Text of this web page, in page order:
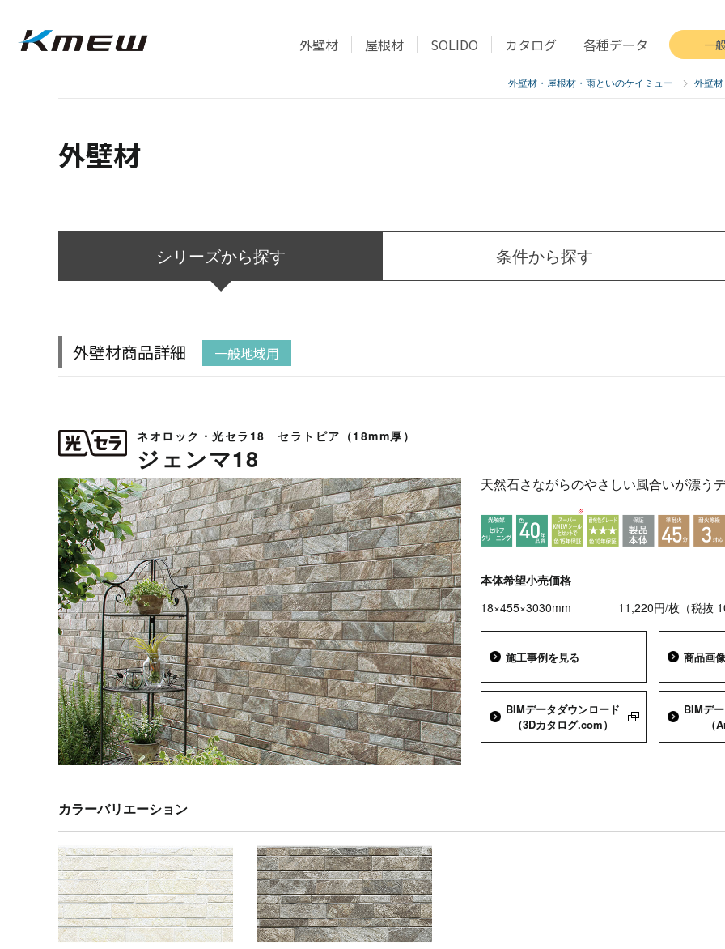
外壁材 屋根材 SOLIDO カタログ 各種データ 一
外壁材・屋根材・雨といのケイミュー 外壁材
外壁材
シリーズから探す 条件から探す
外壁材商品詳細 一般地域用
ネオロック・光セラ18 セラトピア（18mm厚）
ジェンマ18
天然石さながらのやさしい風合いが漂う
本体希望小売価格
18×455×3030mm
11,220円/枚（税抜
施工事例を見る 商品画像
BIMデータダウンロード
（3Dカタログ.com）
BIMデ
（
カラーバリエーション